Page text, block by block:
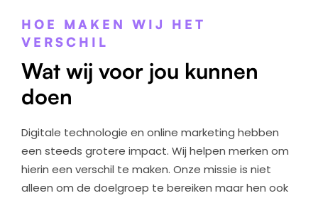
HOE MAKEN WIJ HET
VERSCHIL
Wat wij voor jou kunnen
doen
Digitale technologie en online marketing hebben
een steeds grotere impact. Wij helpen merken om
hierin een verschil te maken. Onze missie is niet
alleen om de doelgroep te bereiken maar hen ook